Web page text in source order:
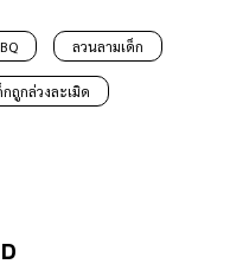
ลวนลามเด็ก
กถูกล่วงละเมิด